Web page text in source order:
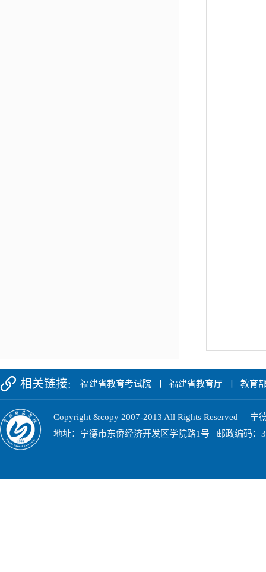
相关链接: 福建省教育考试院 福建省教育厅 教育
Copyright &copy 2007-2013 All Rights Reserved 宁
地址：宁德市东侨经济开发区学院路1号 邮政编码